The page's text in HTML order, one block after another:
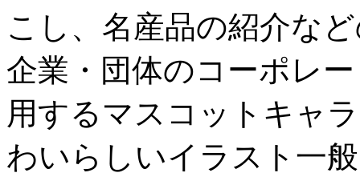
こし、名産品の紹介な
企業・団体のコーポレ
用するマスコットキャ
わいらしいイラスト一